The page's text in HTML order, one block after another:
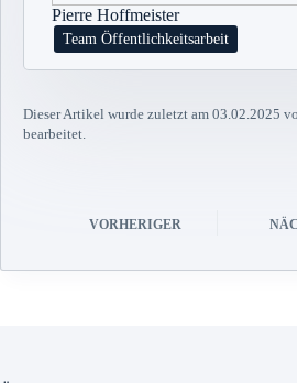
Pierre Hoffmeister
Team Öffentlichkeitsarbeit
Dieser Artikel wurde zuletzt am 03.02.2025
bearbeitet.
VORHERIGER